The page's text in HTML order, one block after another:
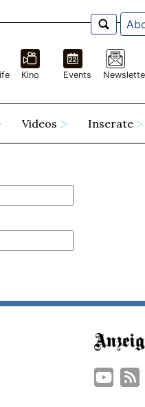
Kino Events
Videos Inserate